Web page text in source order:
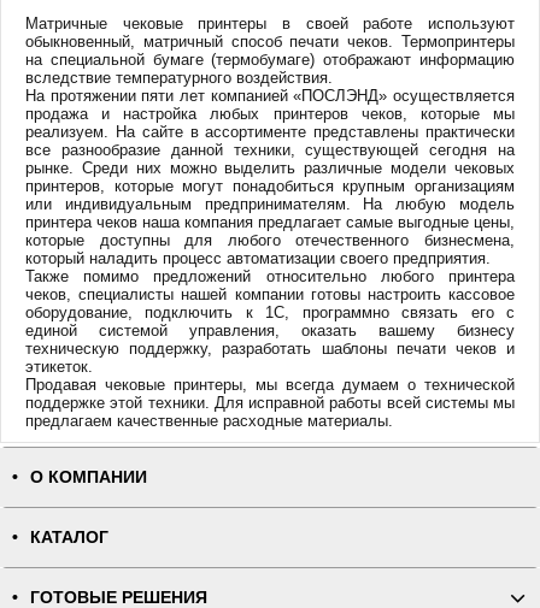
Матричные чековые принтеры в своей работе используют
обыкновенный, матричный способ печати чеков. Термопринтеры
на специальной бумаге (термобумаге) отображают информацию
вследствие температурного воздействия.
На протяжении пяти лет компанией «ПОСЛЭНД» осуществляется
продажа и настройка любых принтеров чеков, которые мы
реализуем. На сайте в ассортименте представлены практически
все разнообразие данной техники, существующей сегодня на
рынке. Среди них можно выделить различные модели чековых
принтеров, которые могут понадобиться крупным организациям
или индивидуальным предпринимателям. На любую модель
принтера чеков наша компания предлагает самые выгодные цены,
которые доступны для любого отечественного бизнесмена,
который наладить процесс автоматизации своего предприятия.
Также помимо предложений относительно любого принтера
чеков, специалисты нашей компании готовы настроить кассовое
оборудование, подключить к 1С, программно связать его с
единой системой управления, оказать вашему бизнесу
техническую поддержку, разработать шаблоны печати чеков и
этикеток.
Продавая чековые принтеры, мы всегда думаем о технической
поддержке этой техники. Для исправной работы всей системы мы
предлагаем качественные расходные материалы.
О КОМПАНИИ
КАТАЛОГ
ГОТОВЫЕ РЕШЕНИЯ